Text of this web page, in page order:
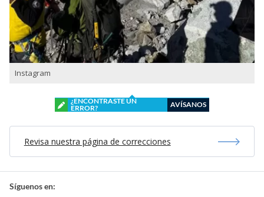
Instagram
¿ENCONTRASTE UN
ERROR?
AVÍSANOS
Revisa nuestra página de correcciones
Síguenos en: